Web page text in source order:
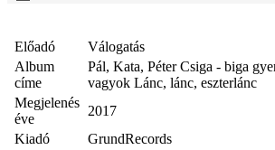
Előadó
Válogatás
Album
címe
Pál, Kata, Péter Csiga - biga
vagyok Lánc, lánc, eszterlánc
Megjelenés
éve
2017
Kiadó
GrundRecords